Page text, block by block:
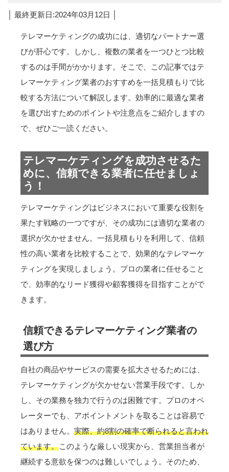
│ 最終更新日:2024年03月12日 │
テレマーケティングの成功には、適切なパートナー選
びが肝心です。しかし、複数の業者を一つひとつ比較
するのは手間がかかります。そこで、この記事ではテ
レマーケティング業者のおすすめを一括見積もりで比
較する方法について解説します。効率的に最適な業者
を選び出すためのポイントや注意点をご紹介しますの
で、ぜひご一読ください。
テレマーケティングを成功させるた
めに、信頼できる業者に任せましょ
う！
テレマーケティングはビジネスにおいて重要な役割を
果たす戦略の一つですが、その成功には適切な業者の
選択が欠かせません。一括見積もりを利用して、信頼
性の高い業者を比較することで、効果的なテレマーケ
ティングを実現しましょう。プロの業者に任せること
で、効率的なリード獲得や顧客獲得を目指すことがで
きます。
信頼できるテレマーケティング業者の
選び方
自社の商品やサービスの需要を拡大させるためには、
テレマーケティングが欠かせない営業手段です。しか
し、その業務を独力で行うのは困難です。プロのオペ
レーターでも、アポイントメントを取ることは容易で
はありません。 実際、約8割の確率で断られると言われ
ています。このような厳しい現実から、営業担当者が
継続する意欲を保つのは難しいでしょう。そのため、